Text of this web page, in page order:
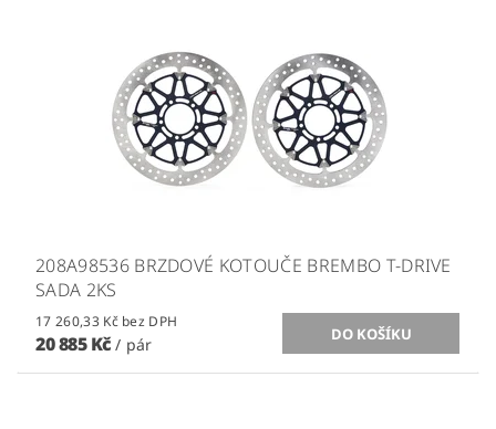
208A98536 BRZDOVÉ KOTOUČE BREMBO T-DRIVE
SADA 2KS
17 260,33 Kč bez DPH
20 885 Kč/ pár